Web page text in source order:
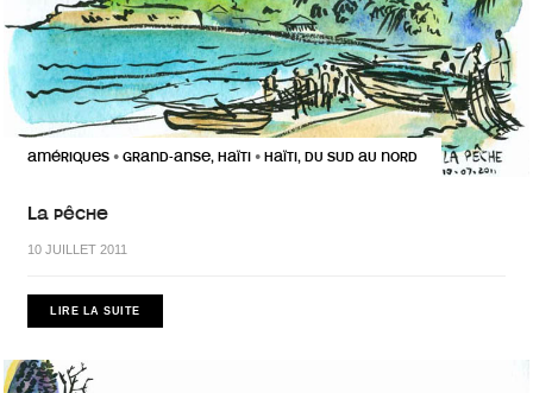
AMÉRIQUES • GRAND-ANSE, HAÏTI • HAÏTI, DU SUD AU NORD
La pêche
10 JUILLET 2011
LIRE LA SUITE